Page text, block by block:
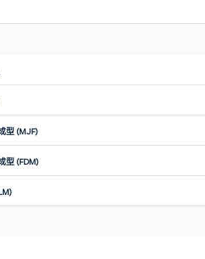
型 (MJF)
型 (FDM)
Nicole Jeffery 開發便捷冷水面部浸泡解決
的原型製造方式及應對批量生產設計迭代
擇冪科技合作。